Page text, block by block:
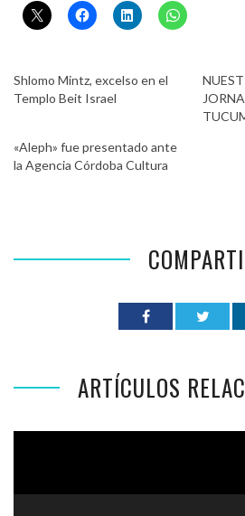
Shlomo Mintz, excelso en el
Templo Beit Israel
«Aleph» fue presentado ante
la Agencia Córdoba Cultura
ARTÍCULOS